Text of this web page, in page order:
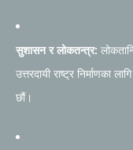
सुशासन र लोकतन्त्र:
उत्तरदायी राष्ट्र निर्माणका
छौं।